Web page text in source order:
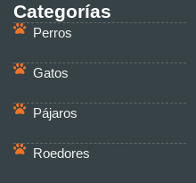
Categorías
Perros
Gatos
Pájaros
Roedores